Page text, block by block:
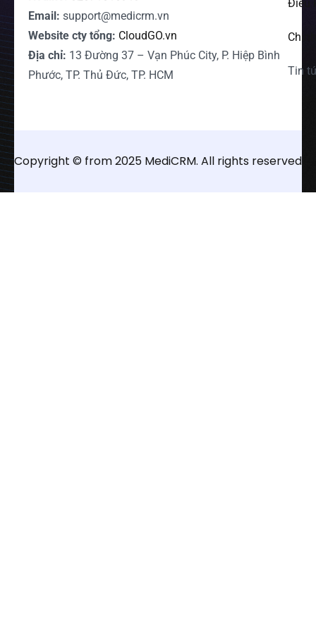
Email: support@medicrm.vn
Website cty tổng: CloudGO.vn
Địa chỉ: 13 Đường 37 – Vạn Phúc City, P. Hiệp Bình
Phước, TP. Thủ Đức, TP. HCM
Điều
Tin
Copyright © from 2025 MediCRM. All rights reserved